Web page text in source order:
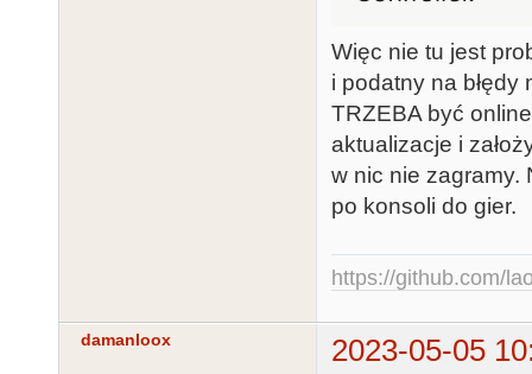
Więc nie tu jest
i podatny na
TRZEBA być
aktualizacje i
w nic nie zagramy.
po konsoli do gier.
https://github.com/
damanloox
2023-05-05